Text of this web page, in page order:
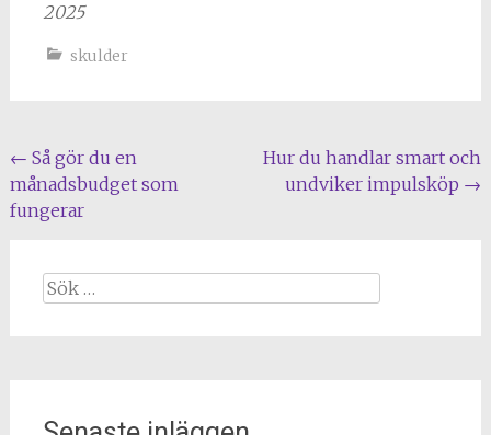
2025
skulder
Inläggsnavigering
← Så gör du en
månadsbudget som
fungerar
Hur du handlar smart och
undviker impulsköp →
Sök